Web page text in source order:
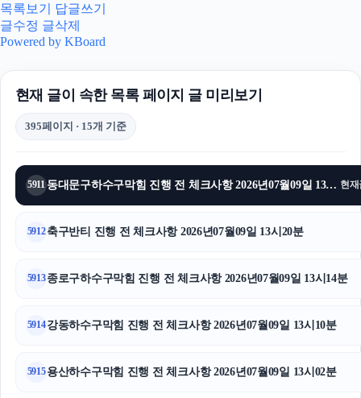
부산휴대폰성지
상간소송
목록보기
답글쓰기
글수정 글삭제
Powered by KBoard
현재 글이 속한 목록 페이지 글 미리보기
395페이지 · 15개 기준
5911 동대문구하수구막힘 진행 전 체크사항 2026년07월09일 13시26분 현재
5912축구반티 진행 전 체크사항 2026년07월09일 13시20분
5913종로구하수구막힘 진행 전 체크사항 2026년07월09일 13시14분
5914강동하수구막힘 진행 전 체크사항 2026년07월09일 13시10분
5915용산하수구막힘 진행 전 체크사항 2026년07월09일 13시02분